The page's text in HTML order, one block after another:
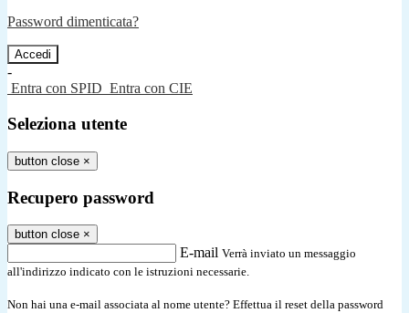
Password dimenticata?
-
Entra con SPID Entra con CIE
Seleziona utente
button close ×
Recupero password
button close ×
E-mail Verrà inviato un messaggio
all'indirizzo indicato con le istruzioni necessarie.
Non hai una e-mail associata al nome utente? Effettua il reset della password